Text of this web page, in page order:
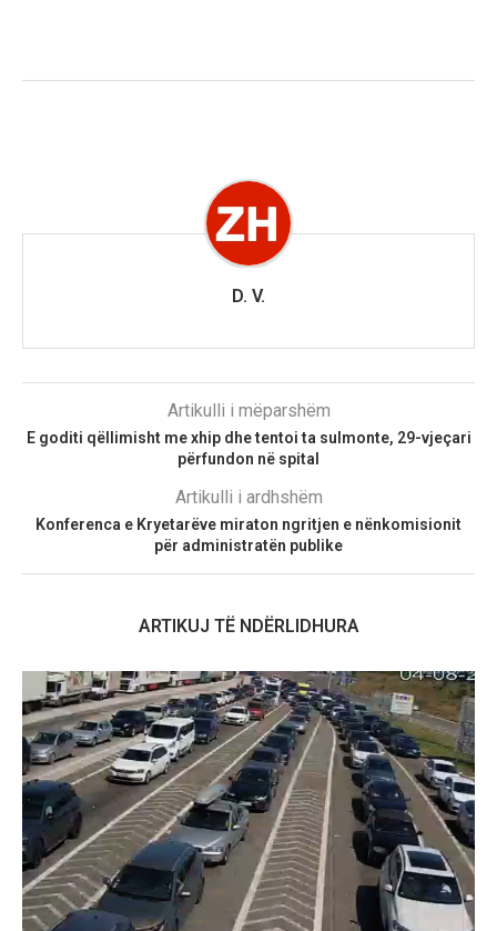
D. V.
Artikulli i mëparshëm
​E goditi qëllimisht me xhip dhe tentoi ta sulmonte, 29-vjeçari
përfundon në spital
Artikulli i ardhshëm
Konferenca e Kryetarëve miraton ngritjen e nënkomisionit
për administratën publike
ARTIKUJ TË NDËRLIDHURA